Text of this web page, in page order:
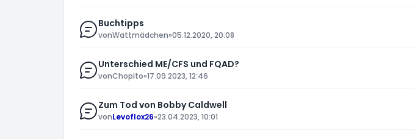
Buchtipps
vonWattmädchen»05.12.2020, 20:08
Unterschied ME/CFS und FQAD?
vonChopito»17.09.2023, 12:46
Zum Tod von Bobby Caldwell
vonLevoflox26»23.04.2023, 10:01